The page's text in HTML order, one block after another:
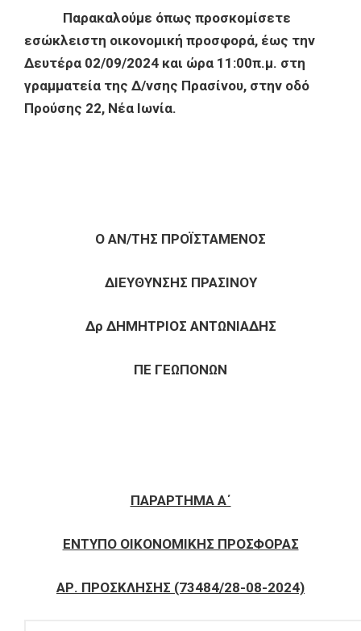
Παρακαλούμε όπως προσκομίσετε
εσώκλειστη οικονομική προσφορά, έως την
Δευτέρα 02/09/2024 και ώρα 11:00π.μ. στη
γραμματεία της Δ/νσης Πρασίνου, στην οδό
Προύσης 22, Νέα Ιωνία.
Ο ΑΝ/ΤΗΣ ΠΡΟΪΣΤΑΜΕΝΟΣ
ΔΙΕΥΘΥΝΣΗΣ ΠΡΑΣΙΝΟΥ
Δρ ΔΗΜΗΤΡΙΟΣ ΑΝΤΩΝΙΑΔΗΣ
ΠΕ ΓΕΩΠΟΝΩΝ
ΠΑΡΑΡΤΗΜΑ Α΄
ΕΝΤΥΠΟ ΟΙΚΟΝΟΜΙΚΗΣ ΠΡΟΣΦΟΡΑΣ
ΑΡ. ΠΡΟΣΚΛΗΣΗΣ (73484/28-08-2024)